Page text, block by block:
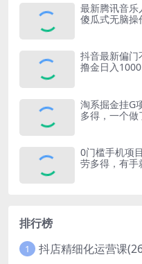
最新腾讯音乐
傻瓜式无脑操
抖音最新偏门
撸金日入1000
淘系掘金挂G
多得，一个做
0门槛手机项
劳多得，有手
排行榜
1 抖店精细化运营课